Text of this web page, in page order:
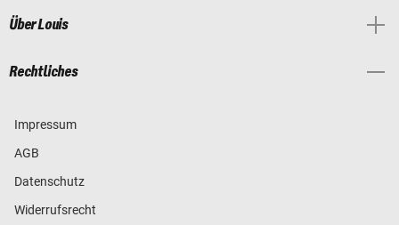
Über Louis
Rechtliches
Impressum
AGB
Datenschutz
Widerrufsrecht